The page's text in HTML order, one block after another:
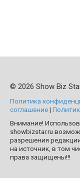
© 2026 Show Biz
Политика
соглашение|
Внимание!
showbizstar.ru
разрешения
на источник, в том
права защищены!!!